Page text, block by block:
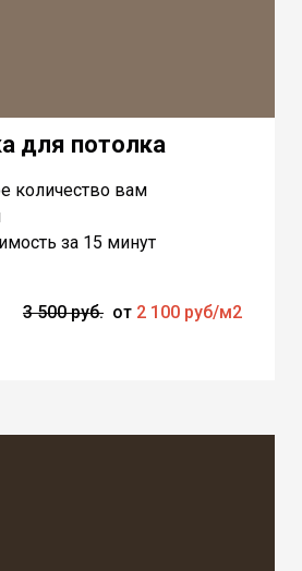
для потолка
количество вам
за 15 минут
3 500 руб. от 2 100 руб/м2